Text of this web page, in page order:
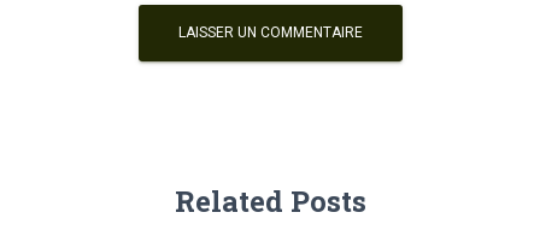
Related Posts